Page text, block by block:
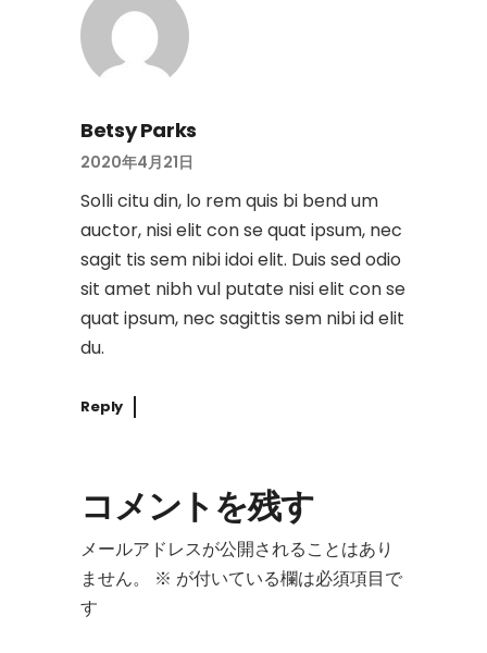
Betsy Parks
2020年4月21日
Solli citu din, lo rem quis bi bend um
auctor, nisi elit con se quat ipsum, nec
sagit tis sem nibi idoi elit. Duis sed odio
sit amet nibh vul putate nisi elit con se
quat ipsum, nec sagittis sem nibi id elit
du.
Reply
コメントを残す
メールアドレスが公開されることはあり
ません。
※ が付いている欄は必須項目で
す